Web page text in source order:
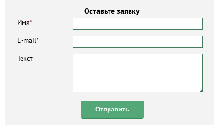
Оставьте заявку
Имя*
E-mail*
Текст
Отправить